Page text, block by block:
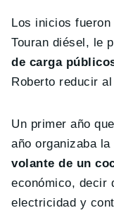
Los inicios
Touran diésel, le
de carga
Roberto reducir
Un primer año
año organizaba
volante de un
económico, decir
electricidad y